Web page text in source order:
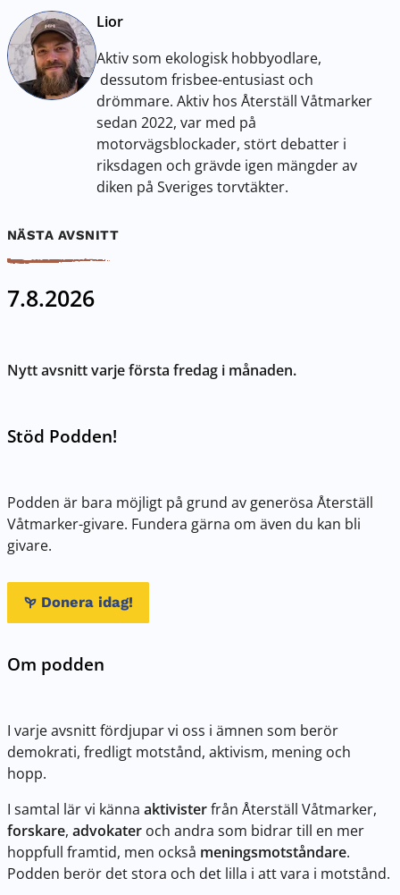
Lior
Aktiv som ekologisk hobbyodlare,
dessutom frisbee-entusiast och
drömmare. Aktiv hos Återställ Våtmarker
sedan 2022, var med på
motorvägsblockader, stört debatter i
riksdagen och grävde igen mängder av
diken på Sveriges torvtäkter.
NÄSTA AVSNITT
7.8.2026
Nytt avsnitt varje första fredag i månaden.
Stöd Podden!
Podden är bara möjligt på grund av generösa Återställ
Våtmarker-givare. Fundera gärna om även du kan bli
givare.
Donera idag!
Om podden
I varje avsnitt fördjupar vi oss i ämnen som berör
demokrati, fredligt motstånd, aktivism, mening och
hopp.
I samtal lär vi känna aktivisterfrån Återställ Våtmarker,
forskare, advokater och andra som bidrar till en mer
hoppfull framtid, men också meningsmotståndare.
Podden berör det stora och det lilla i att vara i motstånd.